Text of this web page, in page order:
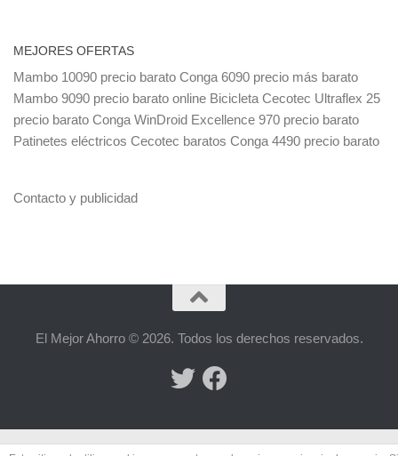
MEJORES OFERTAS
Mambo 10090 precio barato Conga 6090 precio más barato
Mambo 9090 precio barato online Bicicleta Cecotec Ultraflex 25
precio barato Conga WinDroid Excellence 970 precio barato
Patinetes eléctricos Cecotec baratos Conga 4490 precio barato
Contacto y publicidad
El Mejor Ahorro © 2026. Todos los derechos reservados.